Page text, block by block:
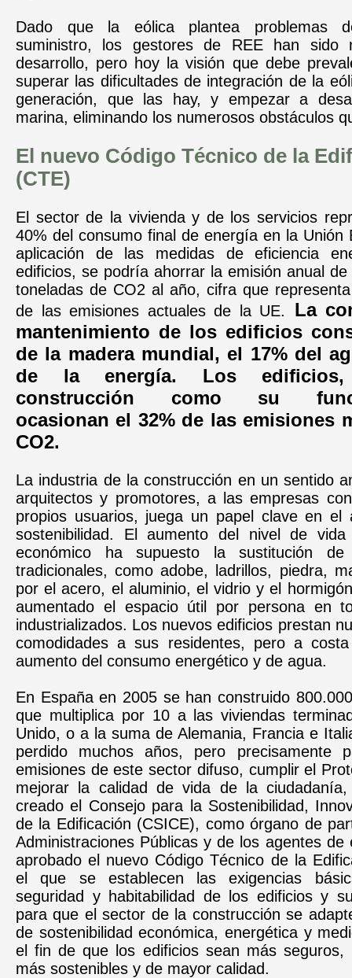
Dado que la eólica plantea problemas
suministro, los gestores de REE han sido
desarrollo, pero hoy la visión que debe
superar las dificultades de integración de la
generación, que las hay, y empezar a
marina, eliminando los numerosos obstáculos
El nuevo Código Técnico de la
(CTE)
El sector de la vivienda y de los servicios
40% del consumo final de energía en la Unión
aplicación de las medidas de eficiencia
edificios, se podría ahorrar la emisión anual
toneladas de CO2 al año, cifra que
de las emisiones actuales de la UE.
La
mantenimiento de los edificios
de la madera mundial, el 17% del
de la energía. Los
construcción como su
ocasionan el 32% de las emisiones
CO2.
La industria de la construcción en un sentido
arquitectos y promotores, a las empresas
propios usuarios, juega un papel clave en el
sostenibilidad. El aumento del nivel de
económico ha supuesto la sustitución de
tradicionales, como adobe, ladrillos, piedra,
por el acero, el aluminio, el vidrio y el
aumentado el espacio útil por persona en
industrializados. Los nuevos edificios prestan
comodidades a sus residentes, pero a
aumento del consumo energético y de agua.
En España en 2005 se han construido
que multiplica por 10 a las viviendas
Unido, o a la suma de Alemania, Francia e
perdido muchos años, pero precisamente
emisiones de este sector difuso, cumplir el
mejorar la calidad de vida de la
creado el Consejo para la Sostenibilidad,
de la Edificación (CSICE), como órgano de
Administraciones Públicas y de los agentes de
aprobado el nuevo Código Técnico de la
el que se establecen las exigencias
seguridad y habitabilidad de los edificios y
para que el sector de la construcción se
de sostenibilidad económica, energética y
el fin de que los edificios sean más seguros,
más sostenibles y de mayor calidad.